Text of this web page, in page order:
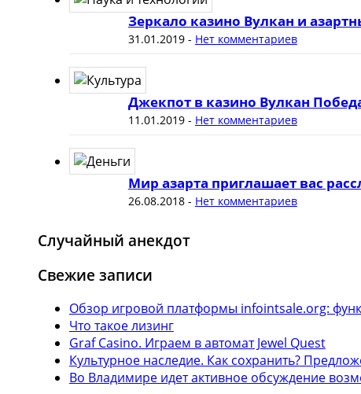
Зеркало казино Вулкан и
31.01.2019- Нет комментариев
Джекпот в казино Вулкан
11.01.2019- Нет комментариев
Мир азарта приглашает вас
26.08.2018- Нет комментариев
Случайный анекдот
Свежие записи
Обзор игровой платформы infointsale.org:
Что такое лизинг
Graf Casino. Играем в автомат Jewel Quest
Культурное наследие. Как сохранить?
Во Владимире идет активное обсуждение